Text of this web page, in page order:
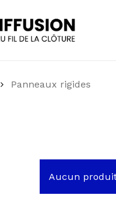
Panneaux rigides
Aucun